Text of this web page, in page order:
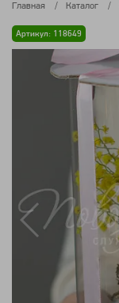
Главная Каталог
Артикул: 118649